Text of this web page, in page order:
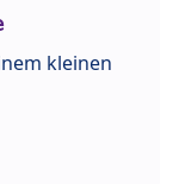
kleinen